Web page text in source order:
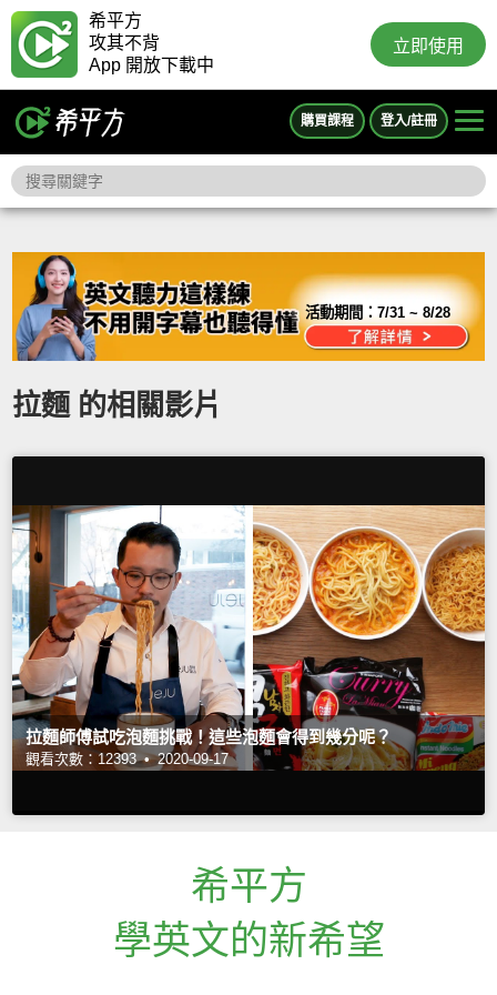
希平方
攻其不背
App 開放下載中
立即使用
購買課程 登入/註冊
活動期間：7/31 ~ 8/28
拉麵 的相關影片
拉麵師傅試吃泡麵挑戰！這些泡麵會得到幾分呢？
觀看次數：12393 • 2020-09-17
希平方
學英文的新希望